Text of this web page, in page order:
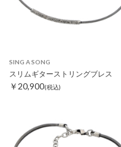
SING A SONG
スリムギターストリングブレス
￥20,900(税込)